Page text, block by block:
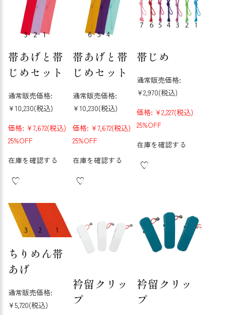
帯あげと帯
じめセット
通常販売価格:
¥10,230(税込)
価格: ¥7,672(税込)
25%OFF
在庫を確認する
帯あげと帯
じめセット
通常販売価格:
¥10,230(税込)
価格: ¥7,672(税込)
25%OFF
在庫を確認する
帯じめ
通常販売価格:
¥2,970(税込)
価格: ¥2,227(税込)
25%OFF
在庫を確認する
ちりめん帯
あげ
通常販売価格:
¥5,720(税込)
衿留クリッ
プ
衿留クリッ
プ